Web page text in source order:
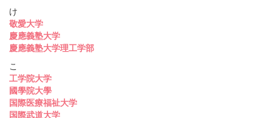
け
敬愛大学
慶應義塾大学
慶應義塾大学理工学部
こ
工学院大学
國學院大學
国際医療福祉大学
国際武道大学